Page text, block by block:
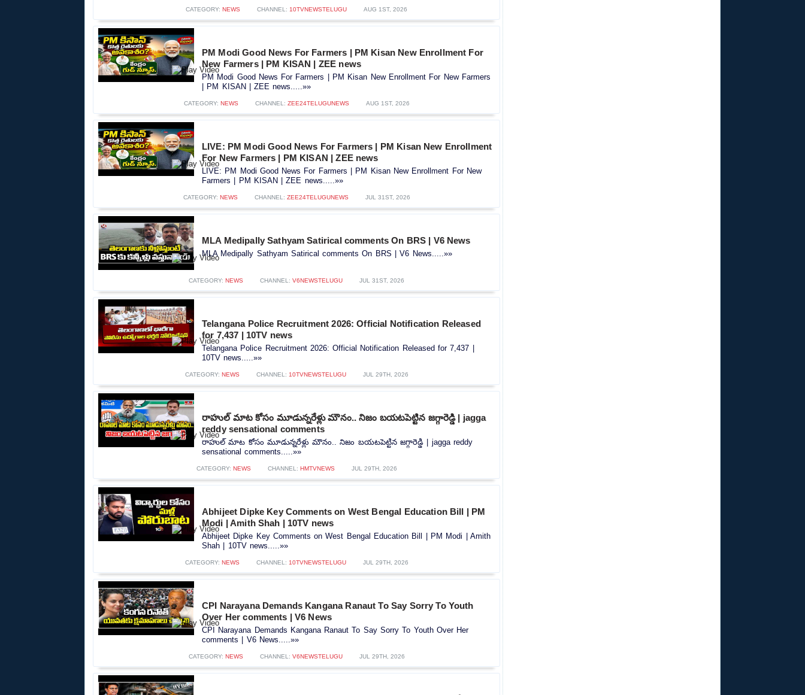
CATEGORY: NEWS CHANNEL: 10TVNEWSTELUGU AUG 1ST, 2026
PM Modi Good News For Farmers | PM Kisan New Enrollment For
New Farmers | PM KISAN | ZEE news
PM Modi Good News For Farmers | PM Kisan New Enrollment For New Farmers
| PM KISAN | ZEE news.....»»
CATEGORY: NEWS CHANNEL: ZEE24TELUGUNEWS AUG 1ST, 2026
LIVE: PM Modi Good News For Farmers | PM Kisan New Enrollment
For New Farmers | PM KISAN | ZEE news
LIVE: PM Modi Good News For Farmers | PM Kisan New Enrollment For New
Farmers | PM KISAN | ZEE news.....»»
CATEGORY: NEWS CHANNEL: ZEE24TELUGUNEWS JUL 31ST, 2026
MLA Medipally Sathyam Satirical comments On BRS | V6 News
MLA Medipally Sathyam Satirical comments On BRS | V6 News.....»»
CATEGORY: NEWS CHANNEL: V6NEWSTELUGU JUL 31ST, 2026
Telangana Police Recruitment 2026: Official Notification Released
for 7,437 | 10TV news
Telangana Police Recruitment 2026: Official Notification Released for 7,437 |
10TV news.....»»
CATEGORY: NEWS CHANNEL: 10TVNEWSTELUGU JUL 29TH, 2026
రాహుల్ మాట కోసం మూడున్నరేళ్లు మౌనం.. నిజం బయటపెట్టిన జగ్గారెడ్డి | jagga
reddy sensational comments
రాహుల్ మాట కోసం మూడున్నరేళ్లు మౌనం.. నిజం బయటపెట్టిన జగ్గారెడ్డి | jagga reddy
sensational comments.....»»
CATEGORY: NEWS CHANNEL: HMTVNEWS JUL 29TH, 2026
Abhijeet Dipke Key Comments on West Bengal Education Bill | PM
Modi | Amith Shah | 10TV news
Abhijeet Dipke Key Comments on West Bengal Education Bill | PM Modi | Amith
Shah | 10TV news.....»»
CATEGORY: NEWS CHANNEL: 10TVNEWSTELUGU JUL 29TH, 2026
CPI Narayana Demands Kangana Ranaut To Say Sorry To Youth
Over Her comments | V6 News
CPI Narayana Demands Kangana Ranaut To Say Sorry To Youth Over Her
comments | V6 News.....»»
CATEGORY: NEWS CHANNEL: V6NEWSTELUGU JUL 29TH, 2026